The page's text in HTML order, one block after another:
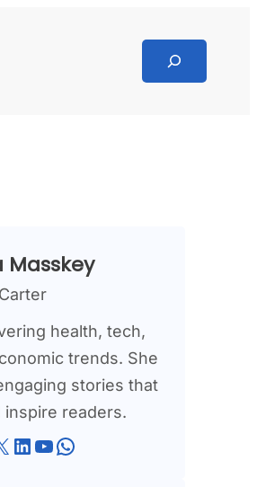
Search
Masskey
Carter
health, tech,
trends. She
stories that
inspire readers.
LinkedIn YouTube WhatsApp